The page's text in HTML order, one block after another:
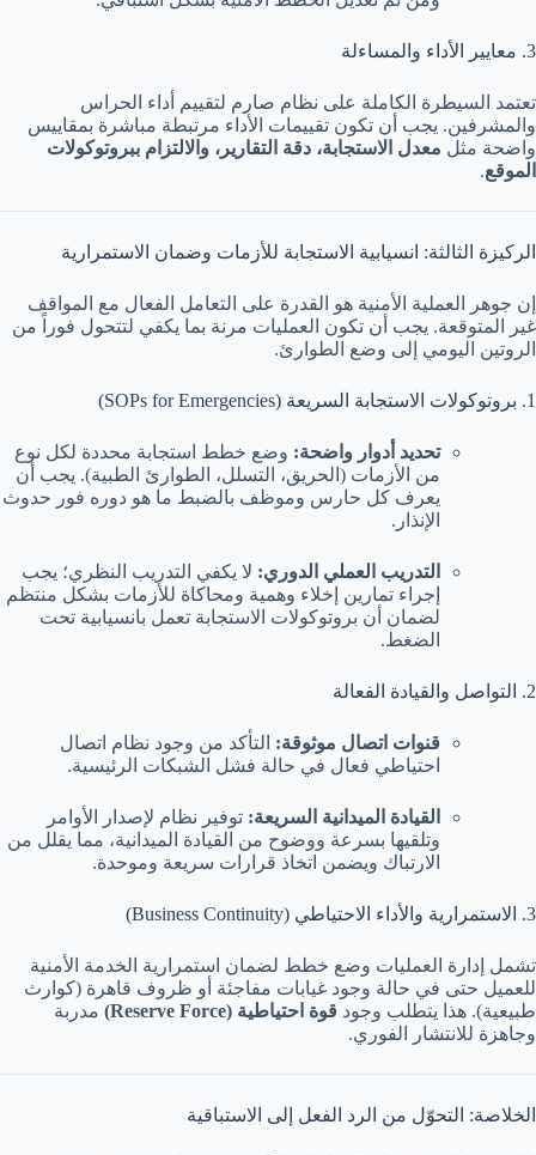
3. معايير الأداء والمساءلة
تعتمد السيطرة الكاملة على نظام صارم لتقييم أداء الحراس
والمشرفين. يجب أن تكون تقييمات الأداء مرتبطة مباشرة بمقاييس
واضحة مثل معدل الاستجابة، دقة التقارير، والالتزام ببروتوكولات
الموقع.
الركيزة الثالثة: انسيابية الاستجابة للأزمات وضمان الاستمرارية
إن جوهر العملية الأمنية هو القدرة على التعامل الفعال مع المواقف
غير المتوقعة. يجب أن تكون العمليات مرنة بما يكفي لتتحول فوراً من
الروتين اليومي إلى وضع الطوارئ.
1. بروتوكولات الاستجابة السريعة (SOPs for Emergencies)
تحديد أدوار واضحة: وضع خطط استجابة محددة لكل نوع
من الأزمات (الحريق، التسلل، الطوارئ الطبية). يجب أن
يعرف كل حارس وموظف بالضبط ما هو دوره فور حدوث
الإنذار.
التدريب العملي الدوري: لا يكفي التدريب النظري؛ يجب
إجراء تمارين إخلاء وهمية ومحاكاة للأزمات بشكل منتظم
لضمان أن بروتوكولات الاستجابة تعمل بانسيابية تحت
الضغط.
2. التواصل والقيادة الفعالة
قنوات اتصال موثوقة: التأكد من وجود نظام اتصال
احتياطي فعال في حالة فشل الشبكات الرئيسية.
القيادة الميدانية السريعة: توفير نظام لإصدار الأوامر
وتلقيها بسرعة ووضوح من القيادة الميدانية، مما يقلل من
الارتباك ويضمن اتخاذ قرارات سريعة وموحدة.
3. الاستمرارية والأداء الاحتياطي (Business Continuity)
تشمل إدارة العمليات وضع خطط لضمان استمرارية الخدمة الأمنية
للعميل حتى في حالة وجود غيابات مفاجئة أو ظروف قاهرة (كوارث
طبيعية). هذا يتطلب وجود قوة احتياطية (Reserve Force)
مدربة
وجاهزة للانتشار الفوري.
الخلاصة: التحوّل من الرد الفعل إلى الاستباقية